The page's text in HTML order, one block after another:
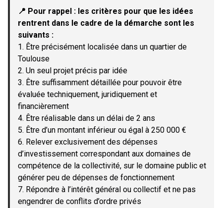
📍 Pour rappel : les critères pour que les idées
rentrent dans le cadre de la démarche sont les
suivants :
1. Être précisément localisée dans un quartier de
Toulouse
2. Un seul projet précis par idée
3. Être suffisamment détaillée pour pouvoir être
évaluée techniquement, juridiquement et
financièrement
4. Être réalisable dans un délai de 2 ans
5. Être d’un montant inférieur ou égal à 250 000 €
6. Relever exclusivement des dépenses
d’investissement correspondant aux domaines de
compétence de la collectivité, sur le domaine public et
générer peu de dépenses de fonctionnement
7. Répondre à l’intérêt général ou collectif et ne pas
engendrer de conflits d’ordre privés